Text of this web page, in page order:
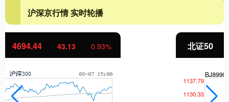
沪深京行情 实时轮播
北证50 1134.24